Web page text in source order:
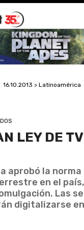
16.10.2013 > Latinoamérica
LEY DE
aprobó la
en el
Las
digitalizarse